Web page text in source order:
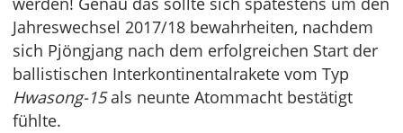
Jahreswechsel 2017/18 bewahrheiten, nachdem
sich Pjöngjang nach dem erfolgreichen Start der
ballistischen Interkontinentalrakete vom Typ
Hwasong-15als neunte Atommacht bestätigt
fühlte.